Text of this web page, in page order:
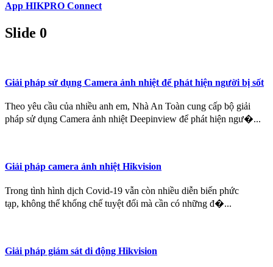
App HIKPRO Connect
Slide 0
Giải pháp sử dụng Camera ảnh nhiệt để phát hiện người bị sốt
Theo yêu cầu của nhiều anh em, Nhà An Toàn cung cấp bộ giải
pháp sử dụng Camera ảnh nhiệt Deepinview để phát hiện ngư�...
Giải pháp camera ảnh nhiệt Hikvision
Trong tình hình dịch Covid-19 vẫn còn nhiều diễn biến phức
tạp, không thể khống chế tuyệt đối mà cần có những đ�...
Giải pháp giám sát di động Hikvision